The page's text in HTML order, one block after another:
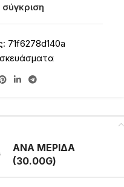
71f6278d140a
ΑΝΑ ΜΕΡΙΔΑ
(30.00G)